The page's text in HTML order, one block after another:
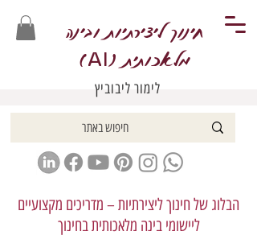
חינוך ליצירתיות ובינה
מלאכותית (AI
)
לימור ליבוביץ
הבלוג של חינוך ליצירתיות – מדריכים מקצועיים
ליישומי בינה מלאכותית בחינוך